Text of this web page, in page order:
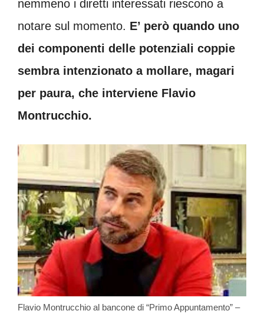
nemmeno i diretti interessati riescono a
notare sul momento. E’ però quando uno
dei componenti delle potenziali coppie
sembra intenzionato a mollare, magari
per paura, che interviene Flavio
Montrucchio.
Flavio Montrucchio al bancone di “Primo Appuntamento” –